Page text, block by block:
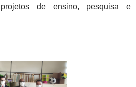
de ensino, pesquisa e